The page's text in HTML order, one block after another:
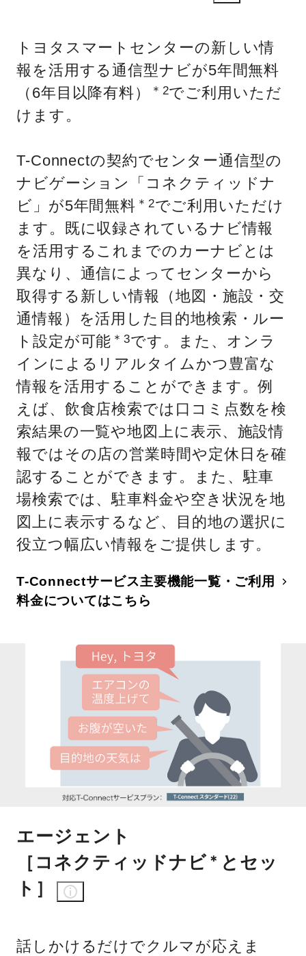
トヨタスマートセンターの新しい情
報を活用する通信型ナビが5年間無料
（6年目以降有料）
＊2でご利用いただ
けます。
T-Connectの契約でセンター通信型の
ナビゲーション「コネクティッドナ
ビ」が5年間無料 ＊2でご利用いただけ
ます。既に収録されているナビ情報
を活用するこれまでのカーナビとは
異なり、通信によってセンターから
取得する新しい情報（地図・施設・交
通情報）を活用した目的地検索・ルー
ト設定が可能 ＊3です。また、オンラ
インによるリアルタイムかつ豊富な
情報を活用することができます。例
えば、飲食店検索では口コミ点数を検
索結果の一覧や地図上に表示、施設情
報ではその店の営業時間や定休日を確
認することができます。また、駐車
場検索では、駐車料金や空き状況を地
図上に表示するなど、目的地の選択に
役立つ幅広い情報をご提供します。
T-Connectサービス主要機能一覧・ご利用
料金についてはこちら
エージェント
［コネクティッドナビ ＊ とセッ
ト］
話しかけるだけでクルマが応えま